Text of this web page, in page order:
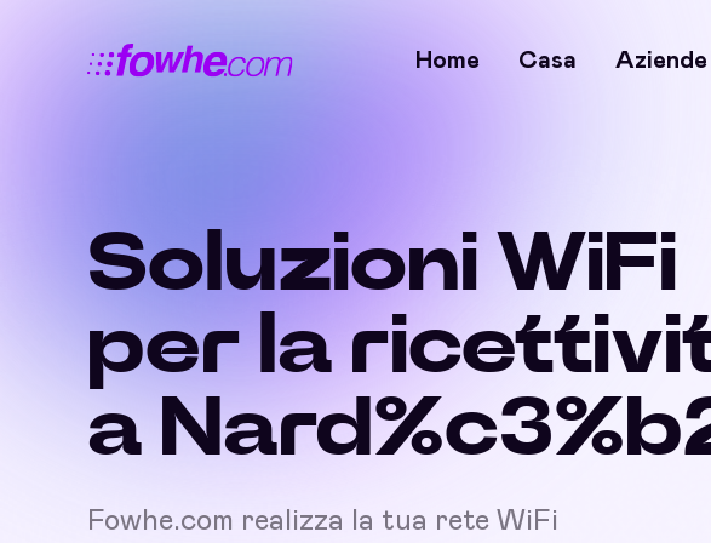
Home Casa Aziende
Soluzioni WiFi
per la
a
Fowhe.com realizza la tua rete WiFi